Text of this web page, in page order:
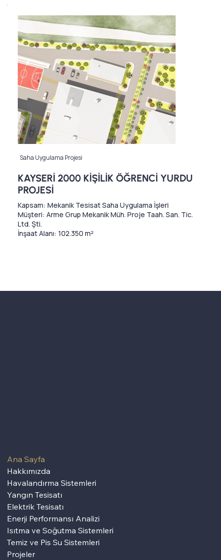
Saha Uygulama Projesi
KAYSERİ 2000 KİŞİLİK ÖĞRENCİ YURDU
PROJESİ
Kapsam: Mekanik Tesisat Saha Uygulama İşleri
Müşteri: Arme Grup Mekanik Müh. Proje Taah. San. Tic.
Ltd. Şti.
İnşaat Alanı: 102.350 m²
Ana Sayfa
Hakkımızda
Havalandırma Sistemleri
Yangın Tesisatı
Elektrik Tesisatı
Enerji Performansı Analizi
Isıtma ve Soğutma Sistemleri
Temiz ve Pis Su Sistemleri
Projeler